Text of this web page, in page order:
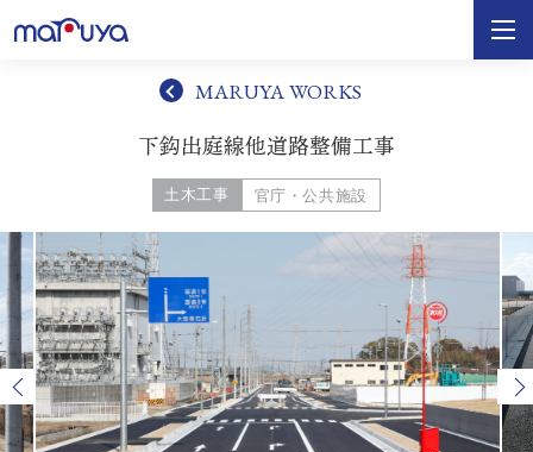
MARUYA WORKS
下鈎出庭線他道路整備工事
土木工事 官庁・公共施設